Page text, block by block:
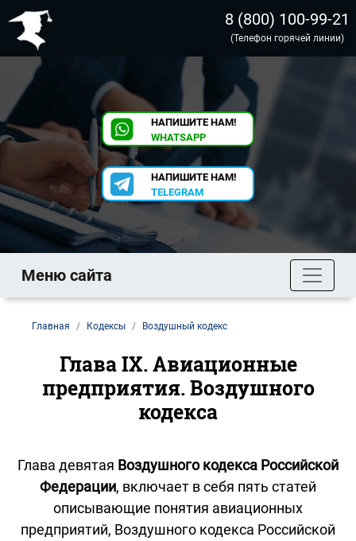
8 (800) 100-99-21
(Телефон горячей линии)
НАПИШИТЕ НАМ!
WHATSAPP
НАПИШИТЕ НАМ!
TELEGRAM
Меню сайта
Главная Кодексы Воздушный кодекс
Глава IX. Авиационные
предприятия. Воздушного
кодекса
Глава девятая Воздушного кодекса Российской
Федерации, включает в себя пять статей
описывающие понятия авиационных
предприятий, Воздушного кодекса Российской